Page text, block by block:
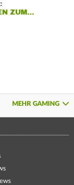
ZUM…
MEHR GAMING